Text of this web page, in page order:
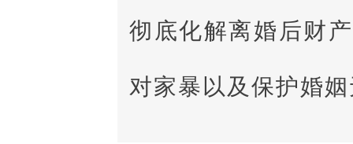
彻底化解离婚后财
对家暴以及保护婚